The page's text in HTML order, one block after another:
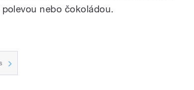
nebo čokoládou.